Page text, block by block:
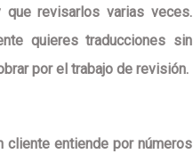
revisarlos varias veces.
quieres traducciones sin
por el trabajo de revisión.
cliente entiende por números